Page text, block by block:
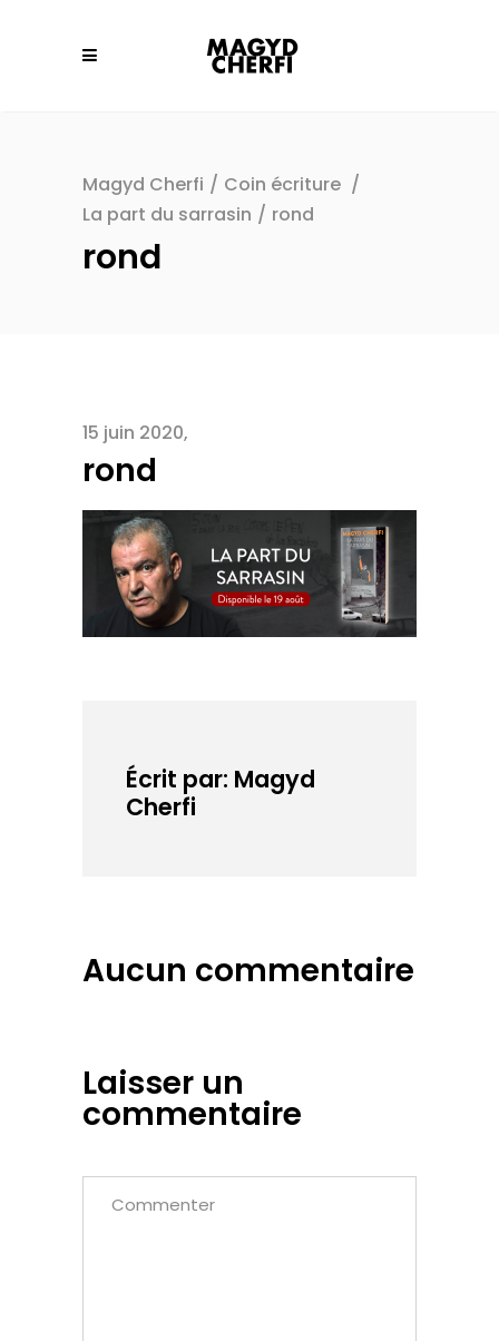
Magyd Cherfi / Coin écriture /
La part du sarrasin / rond
rond
15 juin 2020
rond
Écrit par: Magyd
Cherfi
Aucun commentaire
Laisser un
commentaire